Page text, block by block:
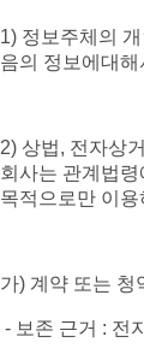
1) 정보주체의
음의 정보에대
2) 상법, 전자상
회사는 관계법
목적으로만 이
가) 계약 또는 청
- 보존 근거 : 전